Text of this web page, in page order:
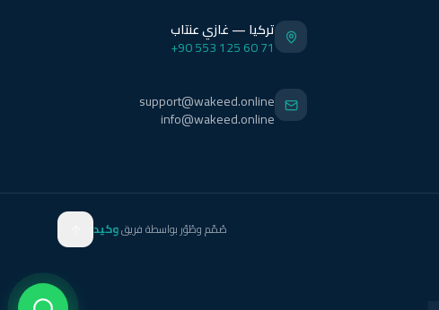
تركيا — غازي عنتاب
+90 553 125 60 71
support@wakeed.online
info@wakeed.online
صُمّم وطُوّر بواسطة فريقوكيد